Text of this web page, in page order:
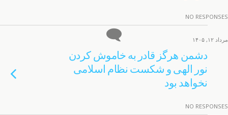
NO RESPONSES
مرداد ۱۲, ۱۴۰۵
دشمن هرگز قادر به خاموش کردن
نور الهی و شکست نظام اسلامی
نخواهد بود
NO RESPONSES